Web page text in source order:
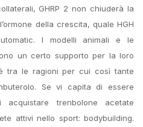
GHRP 2 non chiuderà la
della crescita, quale HGH
I modelli animali e le
un certo supporto per la loro
tra le ragioni per cui così tante
Se vi capita di essere
trenbolone acetate
attivi nello sport: bodybuilding.